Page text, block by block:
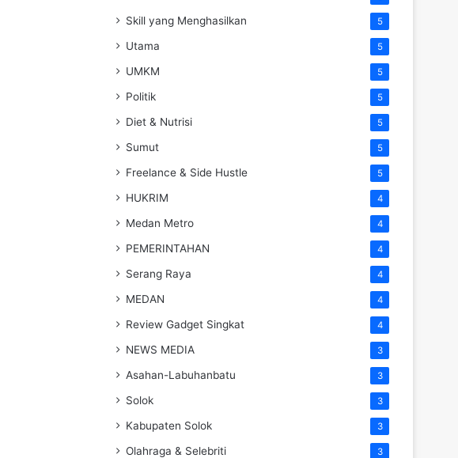
Skill yang Menghasilkan 5
Utama 5
UMKM 5
Politik 5
Diet & Nutrisi 5
Sumut 5
Freelance & Side Hustle 5
HUKRIM 4
Medan Metro 4
PEMERINTAHAN 4
Serang Raya 4
MEDAN 4
Review Gadget Singkat 4
NEWS MEDIA 3
Asahan-Labuhanbatu 3
Solok 3
Kabupaten Solok 3
Olahraga & Selebriti 3